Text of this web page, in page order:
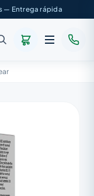
— Entrega rápida